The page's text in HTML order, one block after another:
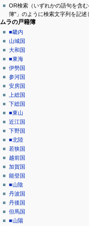
メ
ニ
ュ
ー
ソ
ー
閲
覧
履
歴
OR検索（いずれかの語句を含
簿"」のように検索文字列を記述
ムラの戸籍簿
■畿内
山城国
大和国
■東海
伊勢国
参河国
安房国
上総国
下総国
■東山
近江国
下野国
■北陸
若狭国
越前国
加賀国
能登国
■山陰
丹波国
丹後国
但馬国
■山陽